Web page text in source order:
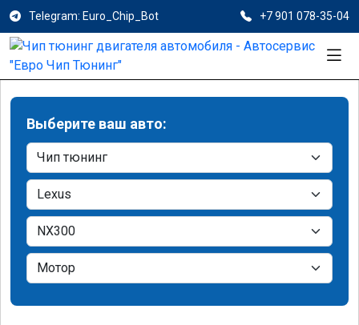
Telegram: Euro_Chip_Bot +7 901 078-35-04
Выберите ваш авто: